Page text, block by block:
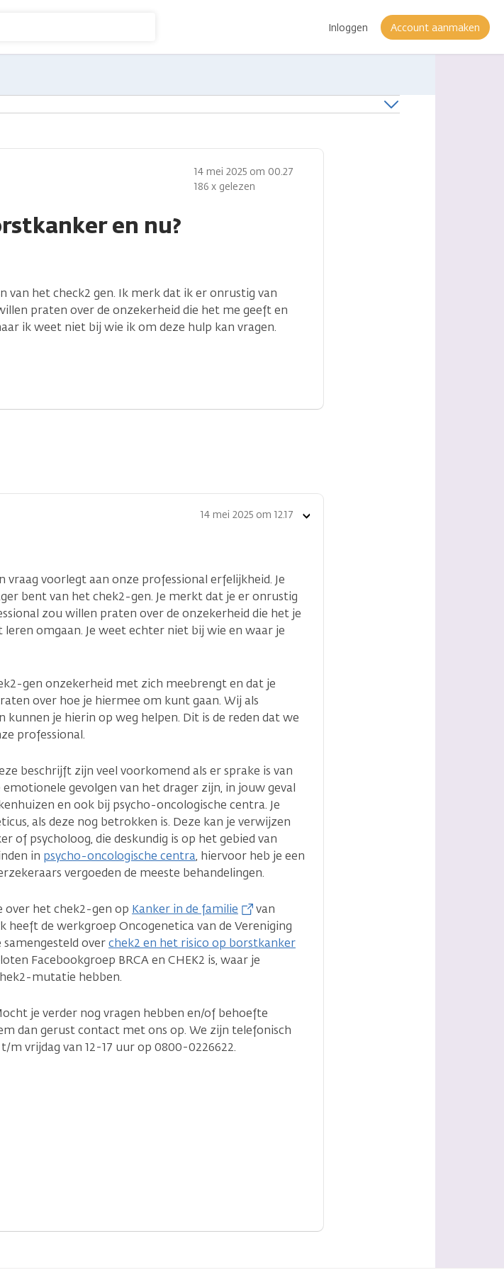
Inloggen Account aanmaken
en nu?
14 mei 2025 om 00.27
186 x gelezen
van het check2 gen. Ik merk dat ik er onrustig van
praten over de onzekerheid die het me geeft en
ik weet niet bij wie ik om deze hulp kan vragen.
14 mei 2025 om 12.17
voorlegt aan onze professional erfelijkheid. Je
bent van het chek2-gen. Je merkt dat je er onrustig
zou willen praten over de onzekerheid die het je
omgaan. Je weet echter niet bij wie en waar je
gen onzekerheid met zich meebrengt en dat je
over hoe je hiermee om kunt gaan. Wij als
je hierin op weg helpen. Dit is de reden dat we
professional.
beschrijft zijn veel voorkomend als er sprake is van
gevolgen van het drager zijn, in jouw geval
en ook bij psycho-oncologische centra. Je
als deze nog betrokken is. Deze kan je verwijzen
of psycholoog, die deskundig is op het gebied van
in psycho-oncologische centra, hiervoor heb je een
vergoeden de meeste behandelingen.
over het chek2-gen op Kanker in de familie
van
heeft de werkgroep Oncogenetica van de Vereniging
overchek2 en het risico op borstkanker
Facebookgroep BRCA en CHEK2 is, waar je
mutatie hebben.
je verder nog vragen hebben en/of behoefte
dan gerust contact met ons op. We zijn telefonisch
vrijdag van 12-17 uur op 0800-0226622.
Toon